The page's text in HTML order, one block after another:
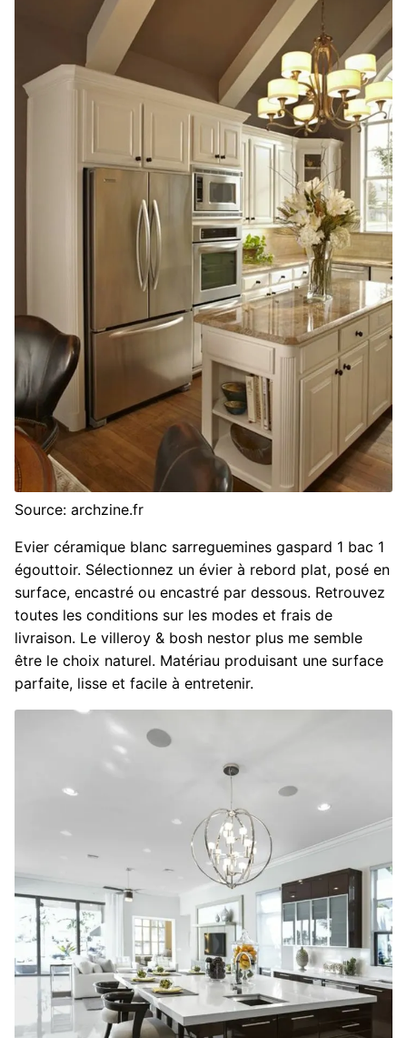
Source: archzine.fr
Evier céramique blanc sarreguemines gaspard 1 bac 1
égouttoir. Sélectionnez un évier à rebord plat, posé en
surface, encastré ou encastré par dessous. Retrouvez
toutes les conditions sur les modes et frais de
livraison. Le villeroy & bosh nestor plus me semble
être le choix naturel. Matériau produisant une surface
parfaite, lisse et facile à entretenir.